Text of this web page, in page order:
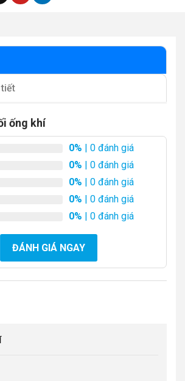
ống khí
0% | 0 đánh giá
0% | 0 đánh giá
0% | 0 đánh giá
0% | 0 đánh giá
0% | 0 đánh giá
ĐÁNH GIÁ NGAY